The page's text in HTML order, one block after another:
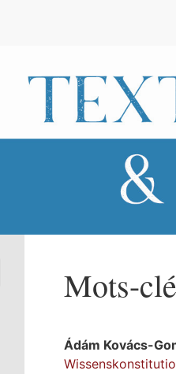
Mots-
Ádám Kovács-